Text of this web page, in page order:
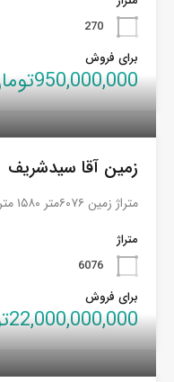
270
برای فروش
950,000,000تومان
زمین آقا سیدشریف
متراژ زمین ۶۰۷۶متر ۱۵۸۰ متر کاربری مسکونی با استعلام بنیاد…
متراژ
6076
برای فروش
22,000,000,000تومان